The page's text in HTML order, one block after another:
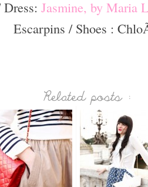
Jasmine, by Maria
Escarpins / Shoes :